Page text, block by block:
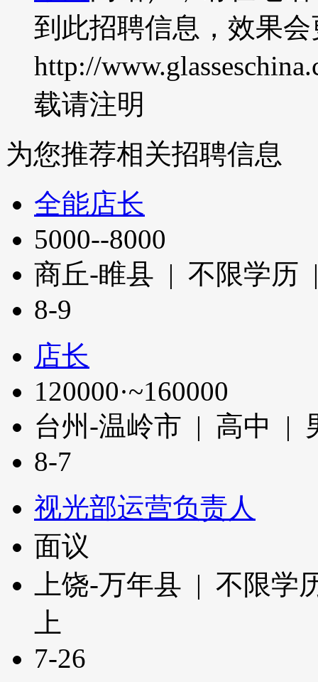
到此招聘信息，效果
http://
载请注明
为您推荐相关招聘信息
全能店长
5000--8000
商丘-睢县 | 不限学
8-9
店长
120000·~160000
台州-温岭市 | 高中 |
8-7
视光部运营负责人
面议
上饶-万年县 | 不限
上
7-26